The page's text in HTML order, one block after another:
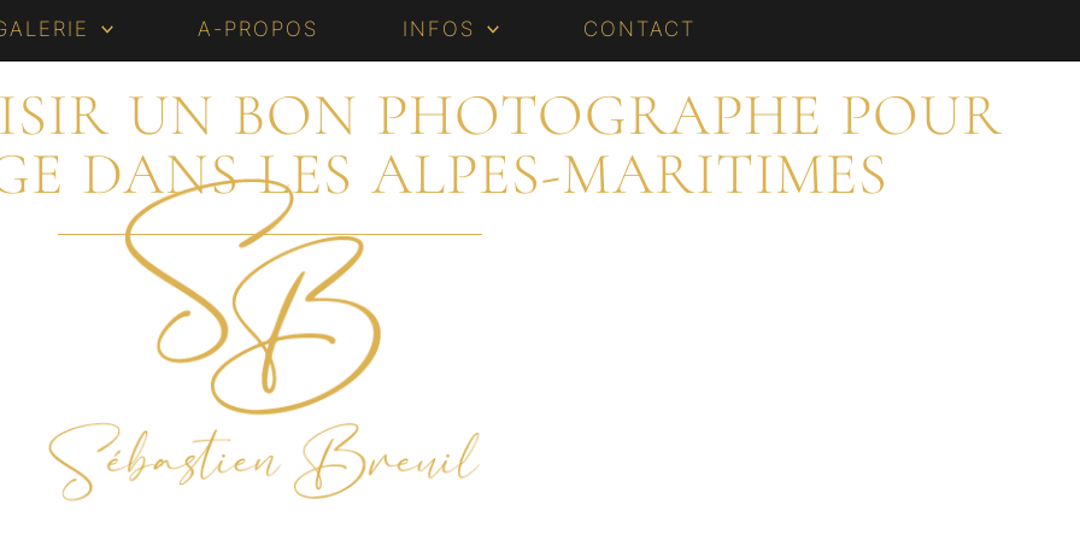
A-PROPOS INFOS CONTACT
UN BON PHOTOGRAPHE POUR
DANS LES ALPES-MARITIMES